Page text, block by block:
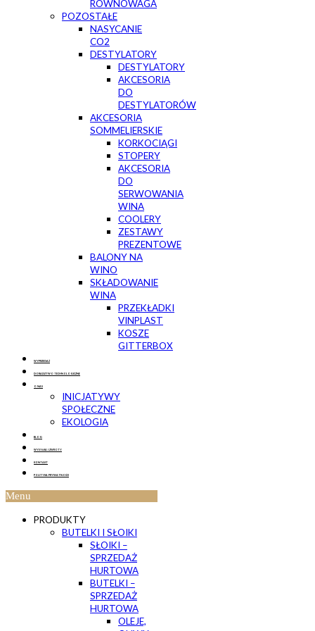
RÓWNOWAGA
POZOSTAŁE
NASYCANIE
CO2
DESTYLATORY
DESTYLATORY
AKCESORIA
DO
DESTYLATORÓW
AKCESORIA
SOMMELIERSKIE
KORKOCIĄGI
STOPERY
AKCESORIA
DO
SERWOWANIA
WINA
COOLERY
ZESTAWY
PREZENTOWE
BALONY NA
WINO
SKŁADOWANIE
WINA
PRZEKŁADKI
VINPLAST
KOSZE
GITTERBOX
WYPRZEDAŻ
DORADZTWO TECHNOLOGICZNE
O NAS
INICJATYWY
SPOŁECZNE
EKOLOGIA
BLOG
WYSYŁKA I ZWROTY
KONTAKT
POLITYKA PRYWATNOŚCI
Menu
PRODUKTY
BUTELKI I SŁOIKI
SŁOIKI –
SPRZEDAŻ
HURTOWA
BUTELKI –
SPRZEDAŻ
HURTOWA
OLEJE,